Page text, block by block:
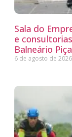
Sala do
e
Balneário
6 de agosto de 2026